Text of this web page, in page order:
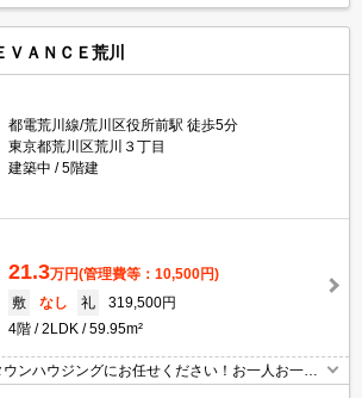
ＶＡＮＣＥ荒川
都電荒川線/荒川区役所前駅 徒歩5分
東京都荒川区荒川３丁目
建築中
5階建
21.3万円(管理費等：10,500円)
敷
なし 礼
319,500円
4階
2LDK 59.95m²
ンハウジングにお任せください！お一人お一人
お探し致します。分からないことは何でもご相